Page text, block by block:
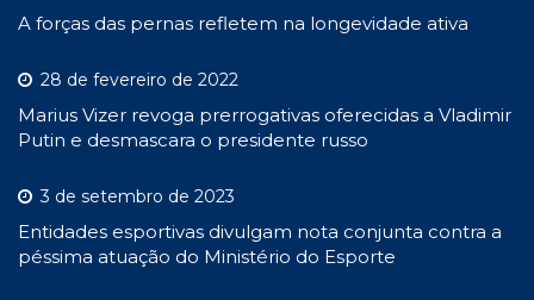
A forças das pernas refletem na longevidade ativa
28 de fevereiro de 2022
Marius Vizer revoga prerrogativas oferecidas a Vladimir
Putin e desmascara o presidente russo
3 de setembro de 2023
Entidades esportivas divulgam nota conjunta contra a
péssima atuação do Ministério do Esporte